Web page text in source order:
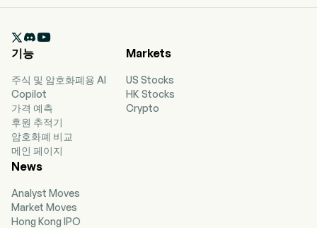

기능
주식 및 암호화폐용 AI
Copilot
가격 예측
후원 추적기
암호화폐 비교
메인 페이지
Markets
US Stocks
HK Stocks
Crypto
News
Analyst Moves
Market Moves
Hong Kong IPO